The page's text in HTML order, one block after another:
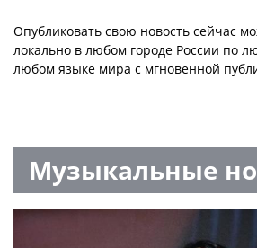
рассказываем
Опубликовать свою новость сейчас
локально в любом городе России по
любом языке мира с мгновенной
Музыкальные